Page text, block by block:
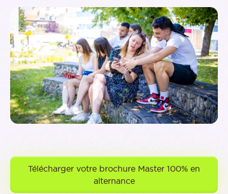
Télécharger votre brochure Master 100% en
alternance